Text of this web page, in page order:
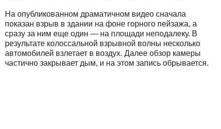
На опубликованном драматичном видео сначала
показан взрыв в здании на фоне горного пейзажа, а
сразу за ним еще один — на площади неподалеку. В
результате колоссальной взрывной волны несколько
автомобилей взлетает в воздух. Далее обзор камеры
частично закрывает дым, и на этом запись обрывается.